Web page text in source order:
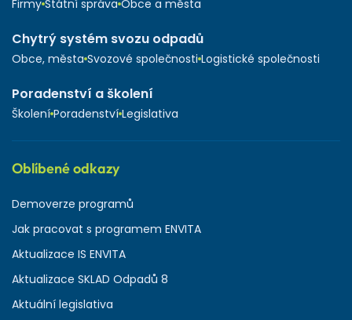
Firmy Státní správa Obce a města
Chytrý systém svozu odpadů
Obce, města Svozové společnosti Logistické společnosti
Poradenství a školení
Školení Poradenství Legislativa
Oblíbené odkazy
Demoverze programů
Jak pracovat s programem ENVITA
Aktualizace IS ENVITA
Aktualizace SKLAD Odpadů 8
Aktuální legislativa